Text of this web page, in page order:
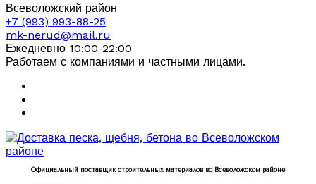
Всеволожский район
+7 (993) 993-88-25
mk-nerud@mail.ru
Ежедневно 10:00-22:00
Работаем с компаниями и частными лицами.
Официальный поставщик строительных материалов во Всеволожском районе